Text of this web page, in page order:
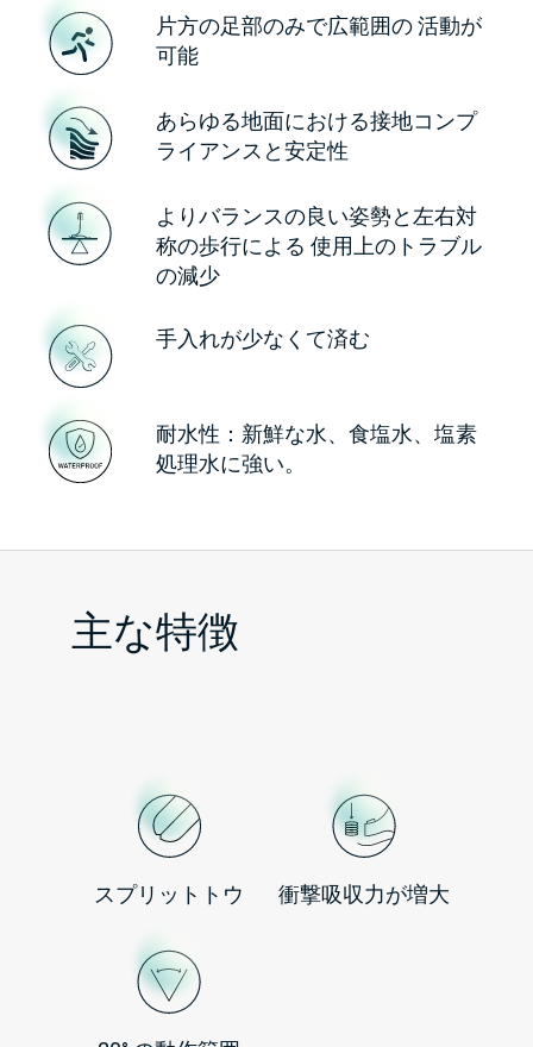
片方の足部のみで広範囲の 活動が
可能
あらゆる地面における接地コンプ
ライアンスと安定性
よりバランスの良い姿勢と左右対
称の歩行による 使用上のトラブル
の減少
手入れが少なくて済む
耐水性：新鮮な水、食塩水、塩素
処理水に強い。
主な特徴
スプリットトウ 衝撃吸収力が増大